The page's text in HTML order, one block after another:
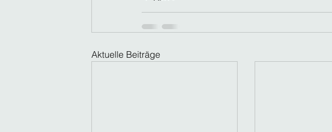
Aktuelle Beiträge